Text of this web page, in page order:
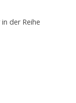
der Reihe